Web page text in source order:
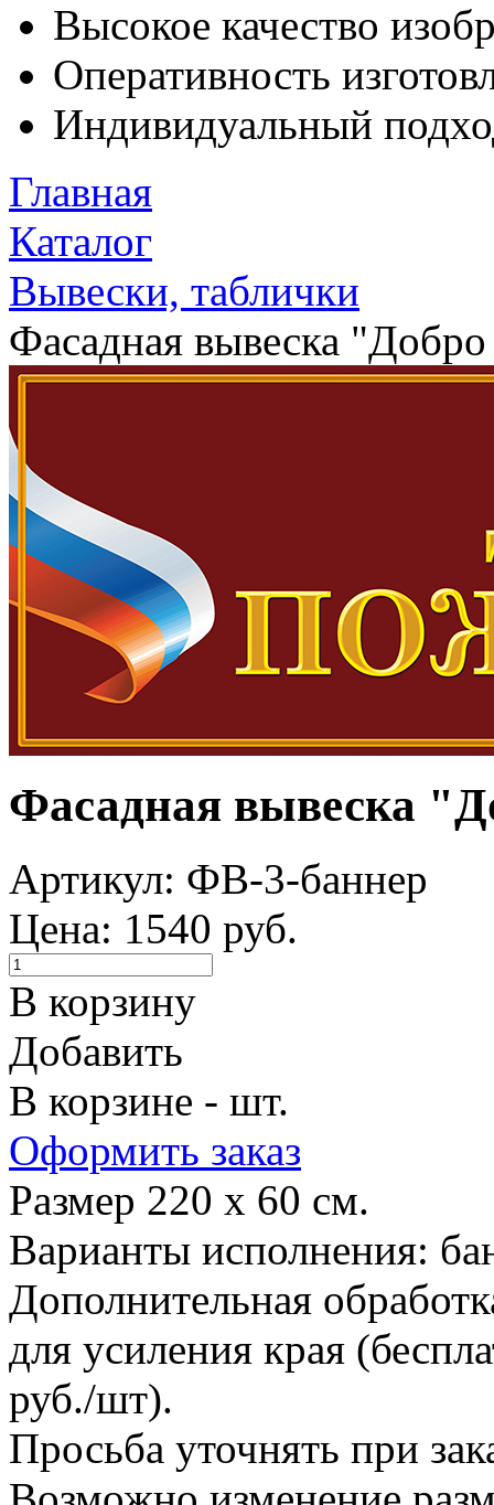
Высокое качество
Оперативность
Индивидуальный
Главная
Каталог
Вывески, таблички
Фасадная вывеска
Фасадная вывеска
Артикул: ФВ-3-баннер
Цена: 1540 руб.
В корзину
Добавить
В корзине - шт.
Оформить заказ
Размер 220 х 60 см.
Варианты исполнения:
Дополнительная
для усиления края
руб./шт).
Просьба уточнять при